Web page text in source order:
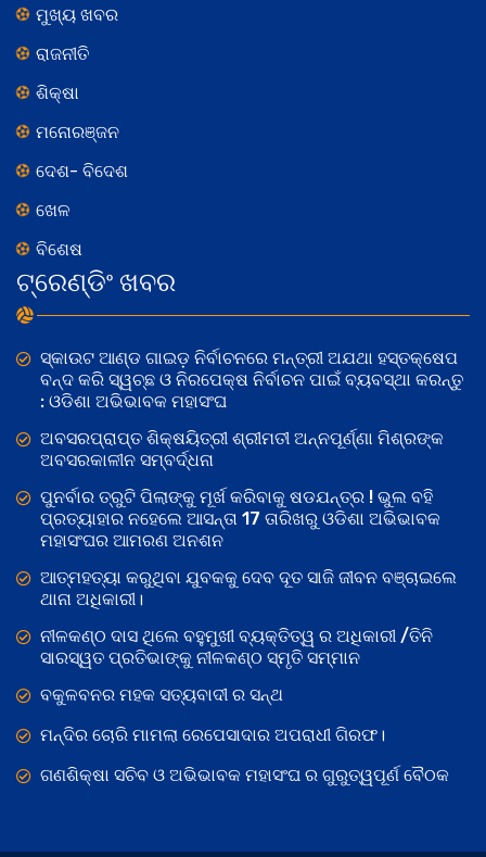
ମୁଖ୍ୟ ଖବର
ରାଜନୀତି
ଶିକ୍ଷା
ମନୋରଞ୍ଜନ
ଦେଶ- ବିଦେଶ
ଖେଳ
ବିଶେଷ
ଟ୍ରେଣ୍ଡିଂ ଖବର
ସ୍କାଉଟ ଆଣ୍ଡ ଗାଇଡ଼ ନିର୍ବାଚନରେ ମନ୍ତ୍ରୀ ଅଯଥା ହସ୍ତକ୍ଷେପ
ବନ୍ଦ କରି ସ୍ୱଚ୍ଛ ଓ ନିରପେକ୍ଷ ନିର୍ବାଚନ ପାଇଁ ବ୍ୟବସ୍ଥା କରନ୍ତୁ
: ଓଡିଶା ଅଭିଭାବକ ମହାସଂଘ
ଅବସରପ୍ରାପ୍ତ ଶିକ୍ଷୟିତ୍ରୀ ଶ୍ରୀମତୀ ଅନ୍ନପୂର୍ଣ୍ଣା ମିଶ୍ରଙ୍କ
ଅବସରକାଳୀନ ସମ୍ବର୍ଦ୍ଧନା
ପୁନର୍ବାର ତ୍ରୁଟି ପିଲାଙ୍କୁ ମୂର୍ଖ କରିବାକୁ ଷଡଯନ୍ତ୍ର ! ଭୁଲ ବହି
ପ୍ରତ୍ୟାହାର ନହେଲେ ଆସନ୍ତା 17 ତାରିଖରୁ ଓଡିଶା ଅଭିଭାବକ
ମହାସଂଘର ଆମରଣ ଅନଶନ
ଆତ୍ମହତ୍ୟା କରୁଥିବା ଯୁବକକୁ ଦେବ ଦୂତ ସାଜି ଜୀବନ ବଞ୍ଚାଇଲେ
ଥାନା ଅଧିକାରୀ।
ନୀଳକଣ୍ଠ ଦାସ ଥିଲେ ବହୁମୁଖୀ ବ୍ୟକ୍ତିତ୍ୱ ର ଅଧିକାରୀ /ତିନି
ସାରସ୍ୱତ ପ୍ରତିଭାଙ୍କୁ ନୀଳକଣ୍ଠ ସ୍ମୃତି ସମ୍ମାନ
ବକୁଳବନର ମହକ ସତ୍ୟବାଦୀ ର ସନ୍ଥ
ମନ୍ଦିର ଚୋରି ମାମଲା ରେପେସାଦାର ଅପରାଧୀ ଗିରଫ।
ଗଣଶିକ୍ଷା ସଚିବ ଓ ଅଭିଭାବକ ମହାସଂଘ ର ଗୁରୁତ୍ୱପୂର୍ଣ ବୈଠକ